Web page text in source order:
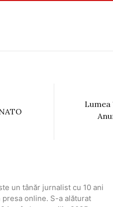
un tânăr jurnalist cu 10 ani
online. S-a alăturat